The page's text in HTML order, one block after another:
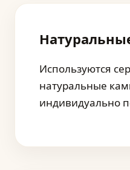
Используются
натуральные
индивидуально